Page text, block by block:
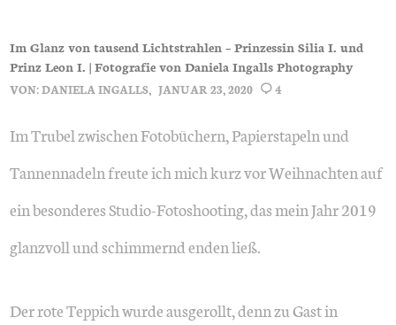
Im Glanz von tausend Lichtstrahlen – Prinzessin Silia I. und
Prinz Leon I. | Fotografie von Daniela Ingalls Photography
VON:DANIELA INGALLS JANUAR 23, 2020 4
Im Trubel zwischen Fotobüchern, Papierstapeln und
Tannennadeln freute ich mich kurz vor Weihnachten auf
ein besonderes Studio-Fotoshooting, das mein Jahr 2019
glanzvoll und schimmernd enden ließ.
Der rote Teppich wurde ausgerollt, denn zu Gast in